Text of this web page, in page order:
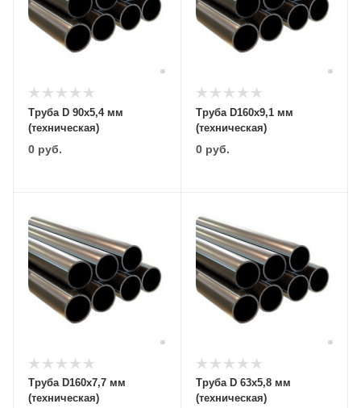
Труба D 90х5,4 мм
(техническая)
0 руб.
Труба D160х9,1 мм
(техническая)
0руб.
Труба D160х7,7 мм
(техническая)
Труба D 63х5,8 мм
(техническая)